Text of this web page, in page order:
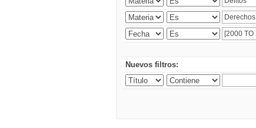
Nuevos filtros: